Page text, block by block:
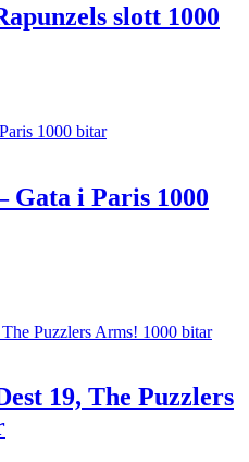
slott 1000
Gata i Paris 1000
19, The Puzzlers